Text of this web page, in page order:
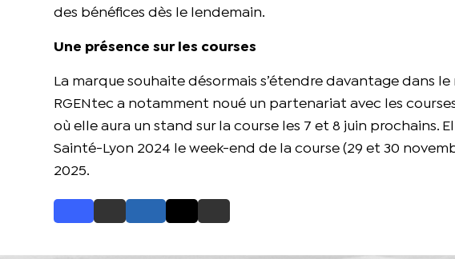
des bénéfices dès le lendemain.
Une présence sur les courses
La marque souhaite désormais s’étendre davantage dans
RGENtec a notamment noué un partenariat avec les
où elle aura un stand sur la course les 7 et 8 juin prochains.
Sainté-Lyon 2024 le week-end de la course (29 et 30
2025.